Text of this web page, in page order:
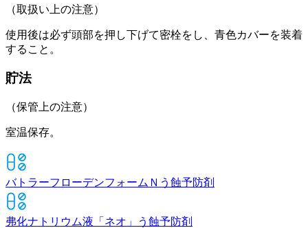
（取扱い上の注意）
使用後は必ず頭部を押し下げて密栓をし、青色カバーを装着
すること。
貯法
（保管上の注意）
室温保存。
バトラーフローデンフォームＮ う蝕予防剤
弗化ナトリウム液「ネオ」 う蝕予防剤